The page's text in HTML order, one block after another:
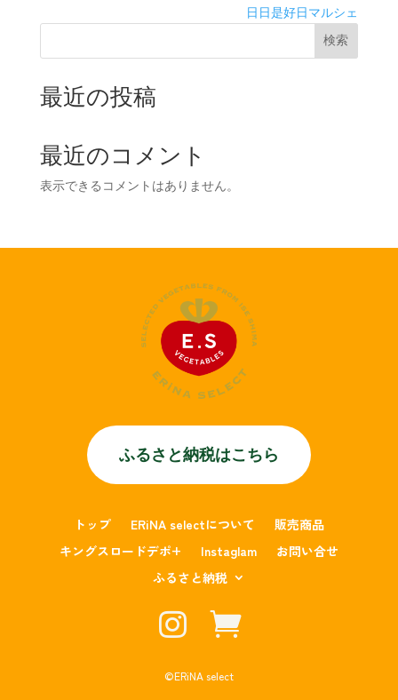
日日是好日マルシェ
検索
最近の投稿
最近のコメント
表示できるコメントはありません。
ふるさと納税はこちら
トップ ERiNA selectについて
販売商品
キングスロードデポ+
Instaglam
お問い合せ
ふるさと納税
 
©︎ERiNA select